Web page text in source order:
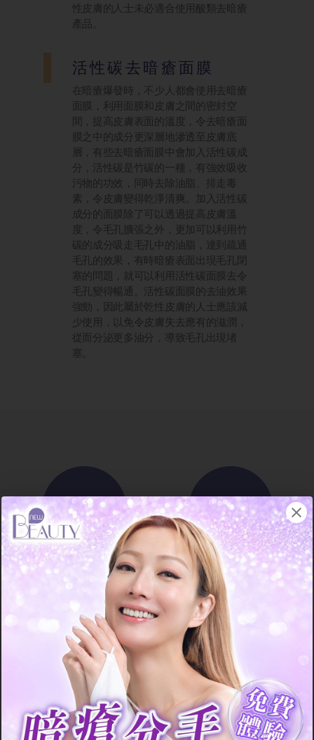
性皮膚的人士未必適合使用酸類去暗瘡
產品。
活性碳去暗瘡面膜
在暗瘡爆發時，不少人都會使用去暗瘡
面膜，利用面膜和皮膚之間的密封空
間，提高皮膚表面的溫度，令去暗瘡面
膜之中的成分更深層地滲透至皮膚底
層，有些去暗瘡面膜中會加入活性碳成
分，活性碳是竹碳的一種，有強效吸收
污物的功效，同時去除油脂、排走毒
素，令皮膚變得乾淨清爽。加入活性碳
成分的面膜除了可以透過提高皮膚溫
度，令毛孔擴張之外，更加可以利用竹
碳的成分吸走毛孔中的油脂，達到疏通
毛孔的效果，有時暗瘡表面出現毛孔閉
塞的問題，就可以利用活性碳面膜去令
毛孔變得暢通。活性碳面膜的去油效果
強勁，因此屬於乾性皮膚的人士應該減
少使用，以免令皮膚失去應有的滋潤，
從而分泌更多油分，導致毛孔出現堵
塞。
優點
大部分去暗瘡產品的使用
方法都十分方便，只需要
在暗瘡位置上塗抹或者敷
上，便可以令去暗瘡產品
中的成分滲透至皮膚底
層，發揮消炎殺菌的功
缺點
男士要懂得根據自己的暗
瘡類型挑選適合的去暗瘡
產品，如果用錯產品，隨
時有機會導致皮膚敏感，
特別是不少去暗瘡產品之
中都含有刺激性成分，例